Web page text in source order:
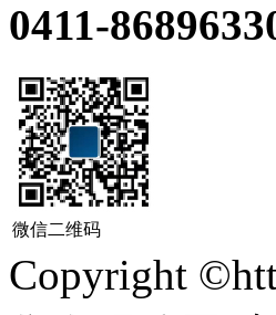
0411-
微信二维码
Copyright